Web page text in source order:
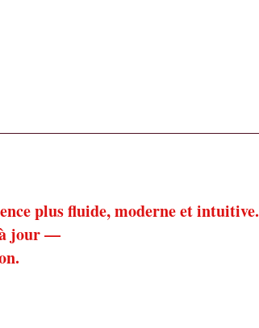
plus fluide, moderne et intuitive.
à jour —